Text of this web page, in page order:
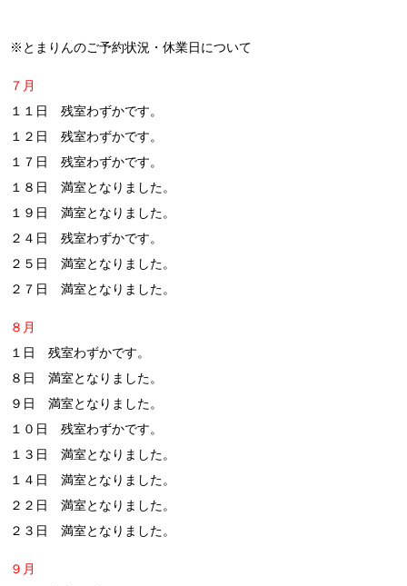
※とまりんのご予約状況・休業日について
７月
１１日 残室わずかです。
１２日 残室わずかです。
１７日 残室わずかです。
１８日 満室となりました。
１９日 満室となりました。
２４日 残室わずかです。
２５日 満室となりました。
２７日 満室となりました。
８月
１日 残室わずかです。
８日 満室となりました。
９日 満室となりました。
１０日 残室わずかです。
１３日 満室となりました。
１４日 満室となりました。
２２日 満室となりました。
２３日 満室となりました。
９月